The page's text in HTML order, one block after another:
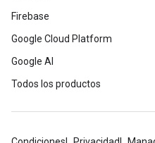
Firebase
Google Cloud Platform
Google AI
Todos los productos